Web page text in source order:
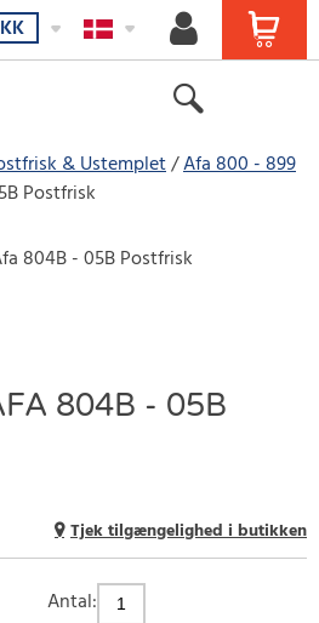
& Ustemplet Afa 800 - 899
Postfrisk
804B - 05B
Tjek tilgængelighed i butikken
Antal: